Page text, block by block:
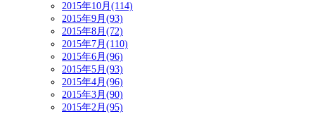
2015年10月(114)
2015年9月(93)
2015年8月(72)
2015年7月(110)
2015年6月(96)
2015年5月(93)
2015年4月(96)
2015年3月(90)
2015年2月(95)